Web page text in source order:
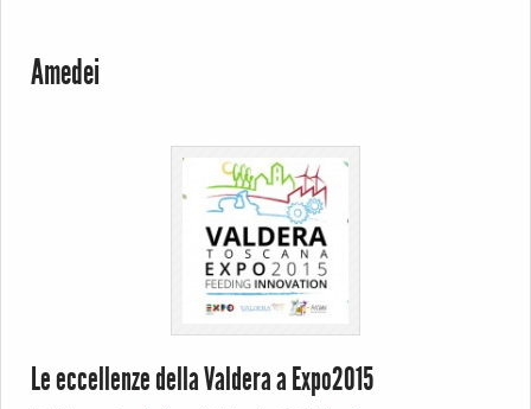
Amedei
Le eccellenze della Valdera a Expo2015